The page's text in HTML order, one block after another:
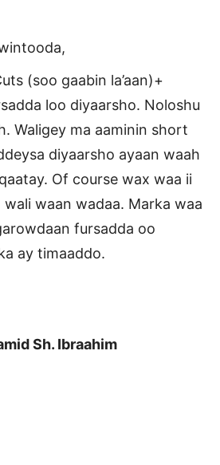
(soo gaabin la’aan)+
loo diyaarsho. Noloshu
Waligey ma aaminin short
diyaarsho ayaan waah
Of course wax waa ii
wali waan wadaa. Marka waa
fursadda oo
ay timaaddo.
Sh. Ibraahim